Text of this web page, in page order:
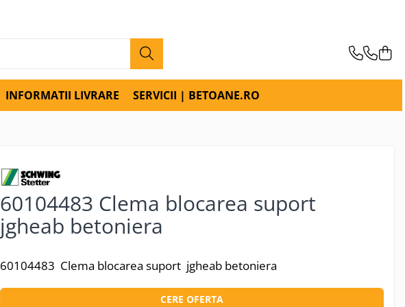
INFORMATII LIVRARE SERVICII | BETOANE.RO
60104483 Clema blocarea suport
jgheab betoniera
60104483 Clema blocarea suport jgheab betoniera
CERE OFERTA